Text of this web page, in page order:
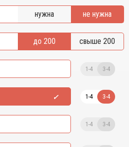
нужна не нужна
до 200 свыше 200
1-4 3-4
1-4 3-4
1-4 3-4